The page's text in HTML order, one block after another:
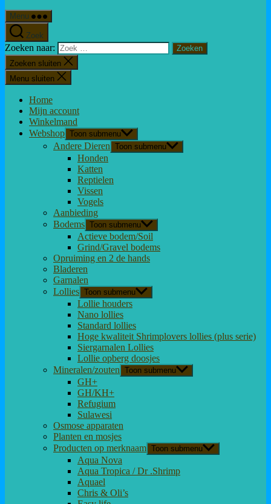
Menu
Zoek
Zoeken naar:
Zoeken sluiten
Menu sluiten
Home
Mijn account
Winkelmand
Webshop Toon submenu
Andere Dieren Toon submenu
Honden
Katten
Reptielen
Vissen
Vogels
Aanbieding
Bodems Toon submenu
Actieve bodem/Soil
Grind/Gravel bodems
Opruiming en 2 de hands
Bladeren
Garnalen
Lollies Toon submenu
Lollie houders
Nano lollies
Standard lollies
Hoge kwaliteit Shrimplovers lollies (plus serie)
Siergarnalen Lollies
Lollie opberg doosjes
Mineralen/zouten Toon submenu
GH+
GH/KH+
Refugium
Sulawesi
Osmose apparaten
Planten en mosjes
Producten op merknaam Toon submenu
Aqua Nova
Aqua Tropica / Dr .Shrimp
Aquael
Chris & Oli’s